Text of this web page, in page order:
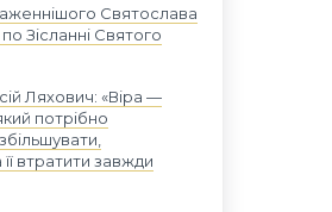
Святослава
Зісланні Святого
Ляхович: «Віра —
потрібно
втратити завжди